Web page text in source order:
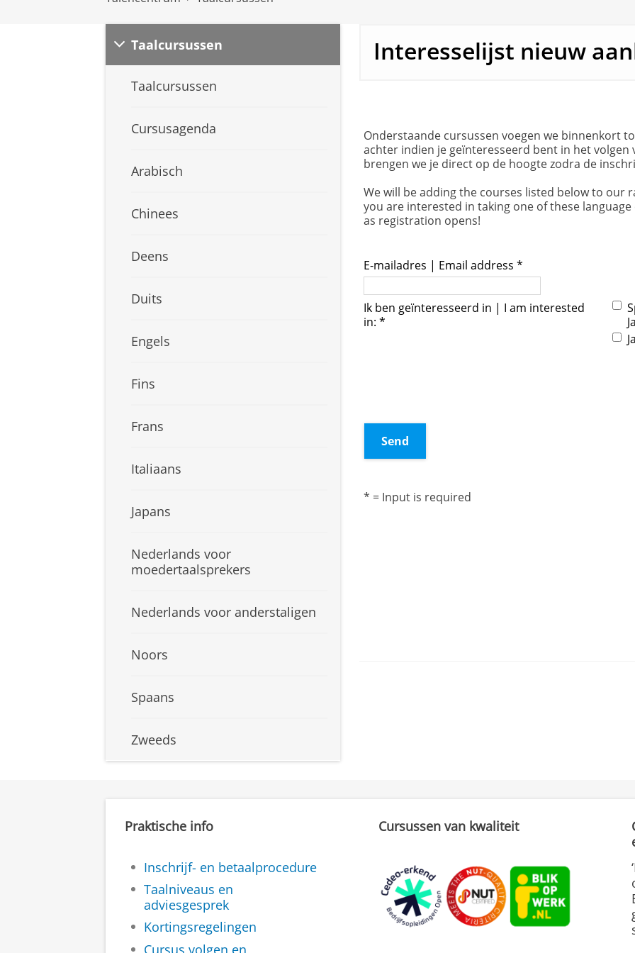
Taalcursussen
Taalcursussen
Cursusagenda
Arabisch
Chinees
Deens
Duits
Engels
Fins
Frans
Italiaans
Japans
Nederlands voor
moedertaalsprekers
Nederlands voor anderstaligen
Noors
Spaans
Zweeds
Interesselijst nieuw
Praktische info
Inschrijf- en betaalprocedure
Taalniveaus en
adviesgesprek
Kortingsregelingen
Cursus volgen en
Cursussen van kwaliteit